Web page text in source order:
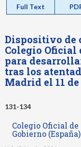
Full Text
Dispositivo de
Colegio Oficial
para
tras los
Madrid el 11
131-134
Colegio Oficial
Gobierno (España)